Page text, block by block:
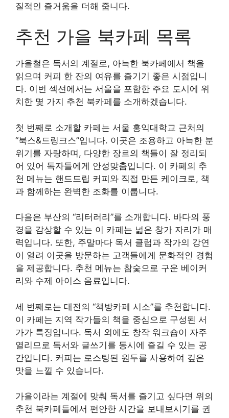
질적인 즐거움을 더해 줍니다.
추천 가을 북카페 목록
가을철은 독서의 계절로, 아늑한 북카페에서 책을
읽으며 커피 한 잔의 여유를 즐기기 좋은 시점입니
다. 이번 섹션에서는 서울을 포함한 주요 도시에 위
치한 몇 가지 추천 북카페를 소개하겠습니다.
첫 번째로 소개할 카페는 서울 홍익대학교 근처의
“북스&드링크스”입니다. 이곳은 조용하고 아늑한 분
위기를 자랑하며, 다양한 장르의 책들이 잘 정리되
어 있어 독자들에게 안성맞춤입니다. 이 카페의 추
천 메뉴는 핸드드립 커피와 직접 만든 케이크로, 책
과 함께하는 완벽한 조화를 이룹니다.
다음은 부산의 “리터러리”를 소개합니다. 바다의 풍
경을 감상할 수 있는 이 카페는 넓은 창가 자리가 매
력입니다. 또한, 주말마다 독서 클럽과 작가의 강연
이 열려 이곳을 방문하는 고객들에게 문화적인 경험
을 제공합니다. 추천 메뉴는 참숯으로 구운 베이커
리와 수제 아이스 음료입니다.
세 번째로는 대전의 “책방카페 시소”를 추천합니다.
이 카페는 지역 작가들의 책을 중심으로 구성된 서
가가 특징입니다. 독서 외에도 창작 워크숍이 자주
열리므로 독서와 글쓰기를 동시에 즐길 수 있는 공
간입니다. 커피는 로스팅된 원두를 사용하여 깊은
맛을 느낄 수 있습니다.
가을이라는 계절에 맞춰 독서를 즐기고 싶다면 위의
추천 북카페들에서 편안한 시간을 보내보시기를 권